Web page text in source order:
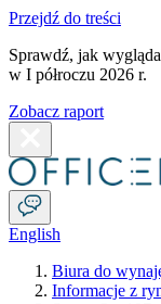
Przejdź do treści
Sprawdź, jak
w I półroczu 2026 r.
Zobacz raport
English
Biura do
Informacje z